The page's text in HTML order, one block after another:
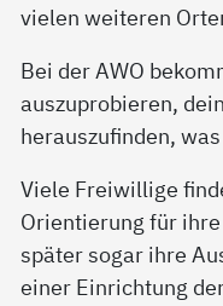
vielen weiteren
Bei der AWO
auszuprobieren,
herauszufinden,
Viele Freiwillige
Orientierung für
später sogar ihre
einer Einrichtung